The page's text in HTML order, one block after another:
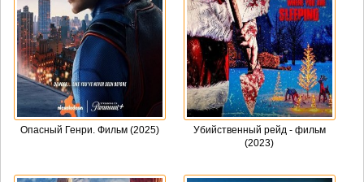
Опасный Генри. Фильм (2025)
Убийственный рейд - фильм
(2023)